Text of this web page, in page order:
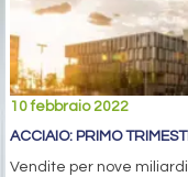
10 febbraio 2022
ACCIAIO: PRIMO
Vendite per nove